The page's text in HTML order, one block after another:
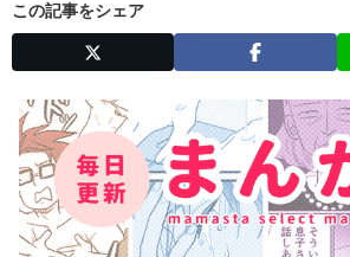
この記事をシェア